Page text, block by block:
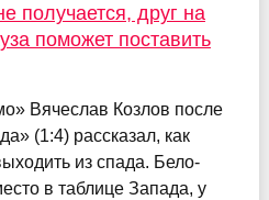
получается, друг на
поможет поставить
Вячеслав Козлов после
(1:4) рассказал, как
из спада. Бело-
в таблице Запада, у